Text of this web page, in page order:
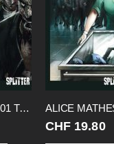
ALICE MATHESON HC 01 TAG Z
CHF 19.80